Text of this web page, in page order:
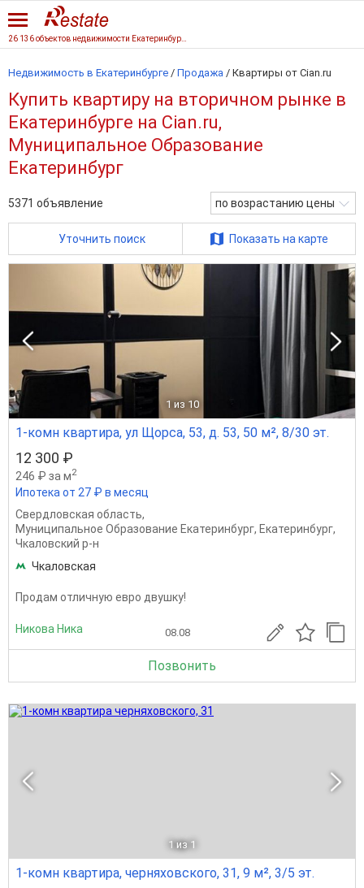
Недвижимость в Екатеринбурге / Продажа / Квартиры от Cian.ru
Купить квартиру на вторичном рынке в
Екатеринбурге на Cian.ru,
Муниципальное Образование
Екатеринбург
5371 объявление по возрастанию цены
Уточнить поиск Показать на карте
1 из 10
1-комн квартира, ул Щорса, 53, д. 53, 50 м², 8/30 эт.
12 300 ₽
246 ₽ за м2
Ипотека от 27 ₽ в месяц
Свердловская область,
Муниципальное Образование Екатеринбург, Екатеринбург,
Чкаловский р-н
Чкаловская
Продам отличную евро двушку!
Никова Ника 08.08
Позвонить
1 из 1
1-комн квартира, черняховского, 31, 9 м², 3/5 эт.